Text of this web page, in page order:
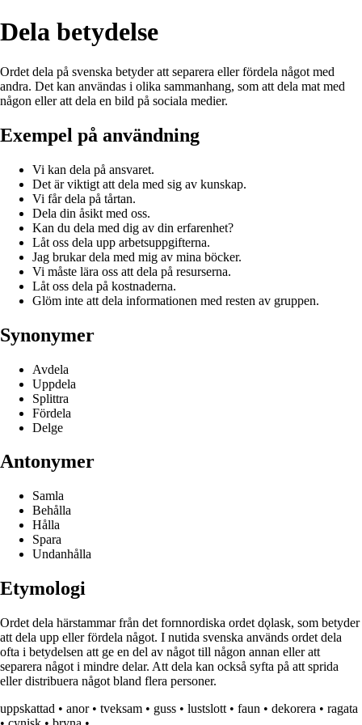
Dela betydelse
Ordet dela på svenska betyder att separera eller fördela något med
andra. Det kan användas i olika sammanhang, som att dela mat med
någon eller att dela en bild på sociala medier.
Exempel på användning
Vi kan dela på ansvaret.
Det är viktigt att dela med sig av kunskap.
Vi får dela på tårtan.
Dela din åsikt med oss.
Kan du dela med dig av din erfarenhet?
Låt oss dela upp arbetsuppgifterna.
Jag brukar dela med mig av mina böcker.
Vi måste lära oss att dela på resurserna.
Låt oss dela på kostnaderna.
Glöm inte att dela informationen med resten av gruppen.
Synonymer
Avdela
Uppdela
Splittra
Fördela
Delge
Antonymer
Samla
Behålla
Hålla
Spara
Undanhålla
Etymologi
Ordet dela härstammar från det fornnordiska ordet dǫlask, som betyder
att dela upp eller fördela något. I nutida svenska används ordet dela
ofta i betydelsen att ge en del av något till någon annan eller att
separera något i mindre delar. Att dela kan också syfta på att sprida
eller distribuera något bland flera personer.
uppskattad • anor• tveksam • guss • lustslott • faun • dekorera • ragata